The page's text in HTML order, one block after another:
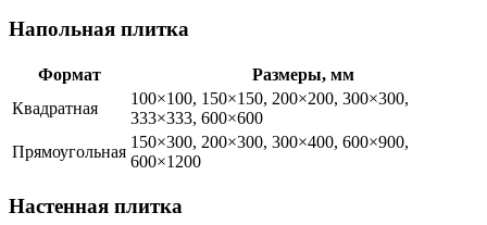
Напольная плитка
Формат
Размеры, мм
Квадратная
100×100, 150×150, 200×200, 300×300,
333×333, 600×600
Прямоугольная
150×300, 200×300, 300×400, 600×900,
600×1200
Настенная плитка